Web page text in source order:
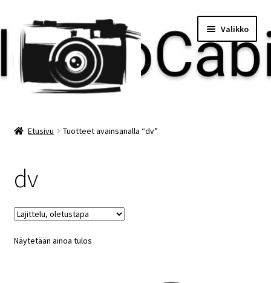
Siirry
navigointiin
Siirry
sisältöön
Valikko
Minun tilini
Ostoskori
Etusivu Tuotteet avainsanalla “dv”
dv
Näytetään ainoa tulos